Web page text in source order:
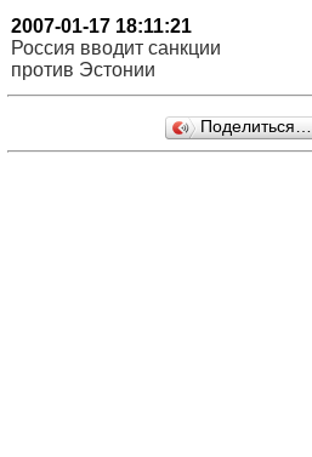
2007-01-17 18:11:21
Россия вводит санкции
против Эстонии
Поделиться…